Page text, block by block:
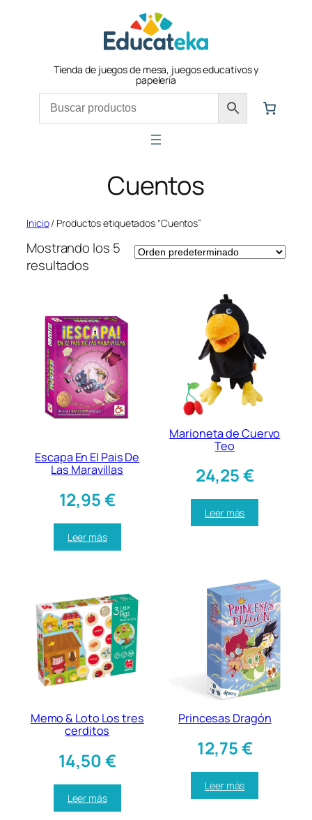
Tienda de juegos de mesa, juegos educativos y
papelería
Cuentos
Inicio/ Productos etiquetados “Cuentos”
Mostrando los 5
resultados
Escapa En El Pais De
Las Maravillas
12,95€
Leer más
Marioneta de Cuervo
Teo
24,25€
Leer más
Memo & Loto Los tres
cerditos
14,50€
Leer más
Princesas Dragón
12,75€
Leer más